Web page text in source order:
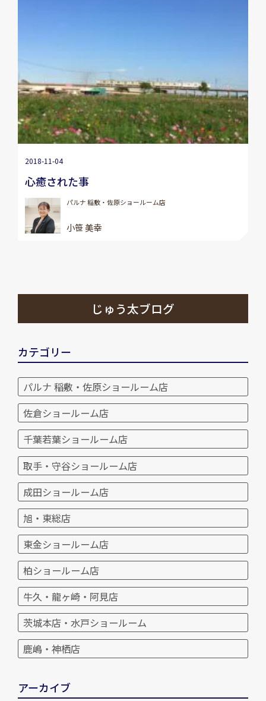
2018-11-04
心癒された事
パルナ 稲敷・佐原ショールーム店
小笹 美幸
じゅう太ブログ
カテゴリー
パルナ 稲敷・佐原ショールーム店
佐倉ショールーム店
千葉若葉ショールーム店
取手・守谷ショールーム店
成田ショールーム店
旭・東総店
東金ショールーム店
柏ショールーム店
牛久・龍ヶ崎・阿見店
茨城本店・水戸ショールーム
鹿嶋・神栖店
アーカイブ